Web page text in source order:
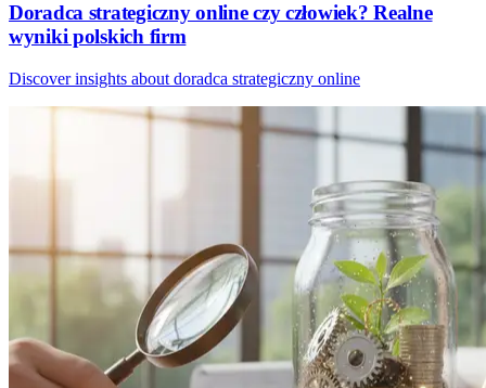
Doradca strategiczny online czy człowiek? Realne
wyniki polskich firm
Discover insights about doradca strategiczny online